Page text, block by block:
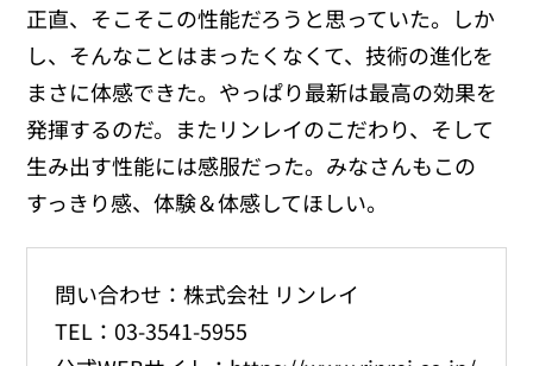
正直、そこそこの性能だろうと思っていた。しか
し、そんなことはまったくなくて、技術の進化を
まさに体感できた。やっぱり最新は最高の効果を
発揮するのだ。またリンレイのこだわり、そして
生み出す性能には感服だった。みなさんもこの
すっきり感、体験＆体感してほしい。
問い合わせ：株式会社 リンレイ
TEL：03-3541-5955